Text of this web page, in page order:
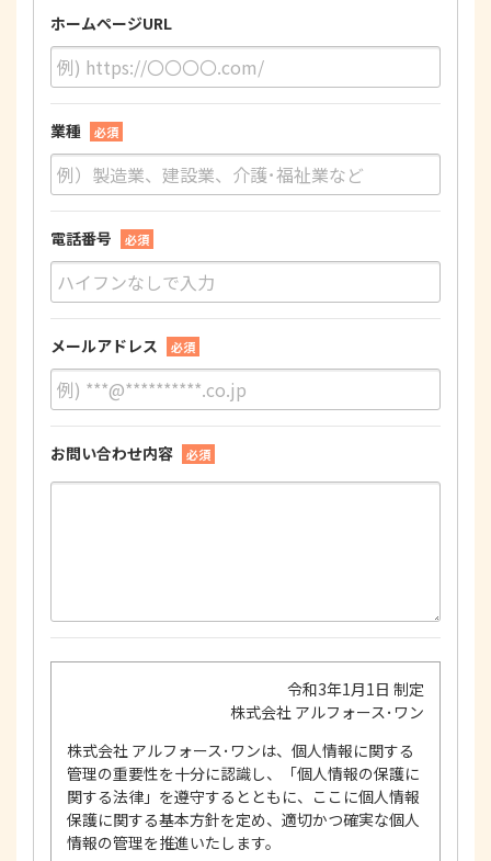
ホームページURL
業種 必須
電話番号 必須
メールアドレス 必須
お問い合わせ内容 必須
令和3年1月1日 制定
株式会社 アルフォース･ワン
株式会社 アルフォース･ワンは、個人情報に関する
管理の重要性を十分に認識し、「個人情報の保護に
関する法律」を遵守するとともに、ここに個人情報
保護に関する基本方針を定め、適切かつ確実な個人
情報の管理を推進いたします。